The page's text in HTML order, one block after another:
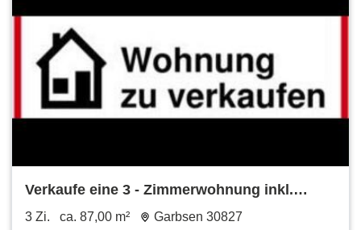
Verkaufe eine 3 - Zimmerwohnung inkl.
Garage
3 Zi. ca. 87,00 m² Garbsen 30827